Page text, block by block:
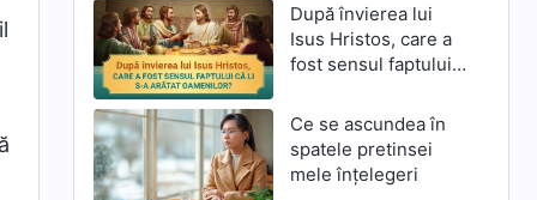
După învierea lui
Isus Hristos, care a
fost sensul faptului
oamenilor?
Ce se ascundea în
spatele pretinsei
mele înțelegeri